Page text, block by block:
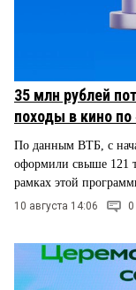
35 млн рублей
походы в кино
По данным ВТБ, с
оформили свыше 121
рамках этой
10 августа 14:06 0